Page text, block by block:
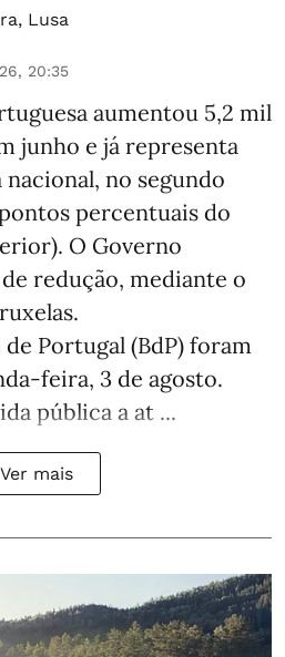
, Lusa
20:35
aumentou 5,2 mil
junho e já representa
no segundo
percentuais do
O Governo
redução, mediante o
Portugal (BdP) foram
feira, 3 de agosto.
pública a at ...
Ver mais